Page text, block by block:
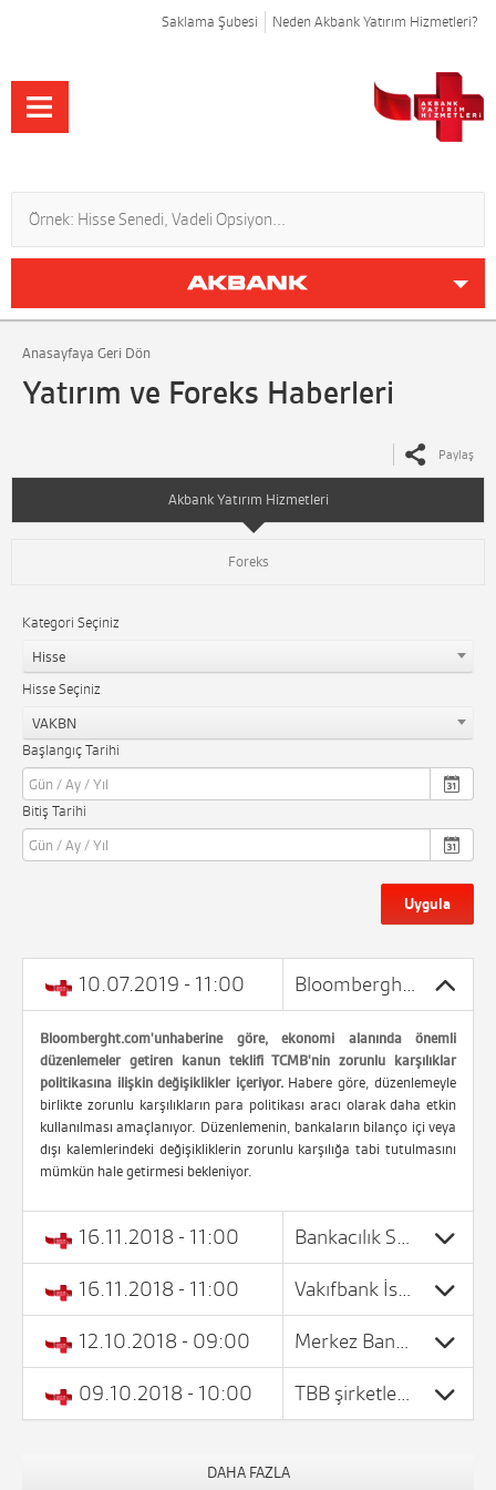
Saklama Şubesi Neden Akbank Yatırım Hizmetleri?
Anasayfaya Geri Dön
Yatırım ve Foreks Haberleri
Paylaş
Akbank Yatırım Hizmetleri
Foreks
Kategori Seçiniz
Hisse
Hisse Seçiniz
VAKBN
Başlangıç Tarihi
Bitiş Tarihi
Uygula
10.07.2019 - 11:00 Bloomberght haberinde torba yasasında TCMB zorunlu karşılıklar politikasında değişiklikler içeriyor
Bloomberght.com'unhaberine göre, ekonomi alanında önemli
düzenlemeler getiren kanun teklifi TCMB'nin zorunlu karşılıklar
politikasına ilişkin değişiklikler içeriyor.Habere göre, düzenlemeyle
birlikte zorunlu karşılıkların para politikası aracı olarak daha etkin
kullanılması amaçlanıyor. Düzenlemenin, bankaların bilanço içi veya
dışı kalemlerindeki değişikliklerin zorunlu karşılığa tabi tutulmasını
mümkün hale getirmesi bekleniyor.
16.11.2018 - 11:00 ​Bankacılık Sektörü: Merkez Bankası verileri 9 Kasım haftasında sistemdeki döviz mevduatının 0,4 milyar dolar artarak 189,2 milyar dolara ulaştığını ortaya koydu.
16.11.2018 - 11:00 Vakıfbank İstanbul'da yapımı süren Genel Müdürlük kompleksinden bir bölümünü 300 milyon T bedel ile iştiraki olan Vakıf GYO'dan satın alınacağını açıkladı.
12.10.2018 - 09:00 Merkez Bankası haftalık bankacılık verileri açıklandı
09.10.2018 - 10:00 TBB şirketlerin borçlarının vadelendirilmesi için bankalara tavsiye kararı aldı
DAHA FAZLA